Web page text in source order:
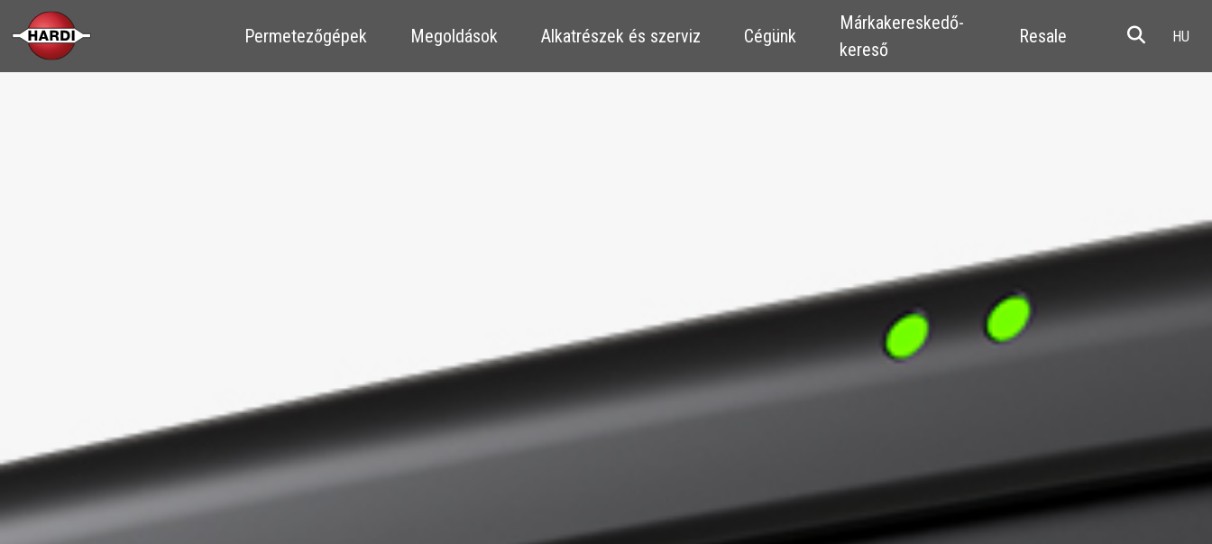
​​Permetezőgépek ​​Megoldások ​​Alkatrészek és szerviz Cégünk
Márkakereskedő-
kereső
Resale